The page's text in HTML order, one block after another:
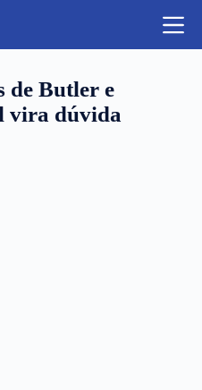
de Butler e
vira dúvida